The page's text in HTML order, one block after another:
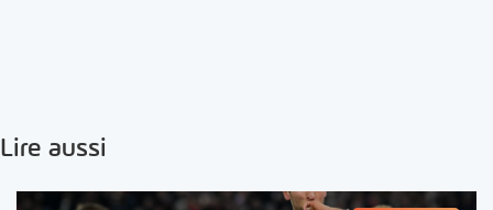
Lire aussi